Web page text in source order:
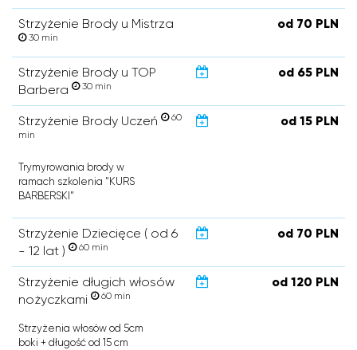
Strzyżenie Brody u Mistrza
30 min
od 70 PLN
Strzyżenie Brody u TOP
Barbera
30 min
od 65 PLN
Strzyżenie Brody Uczeń
60
min
od 15 PLN
Trymyrowania brody w
ramach szkolenia "KURS
BARBERSKI"
Strzyżenie Dziecięce ( od 6
- 12 lat )
60 min
od 70 PLN
Strzyżenie długich włosów
nożyczkami
60 min
od 120 PLN
Strzyżenia włosów od 5cm
boki + długość od 15 cm